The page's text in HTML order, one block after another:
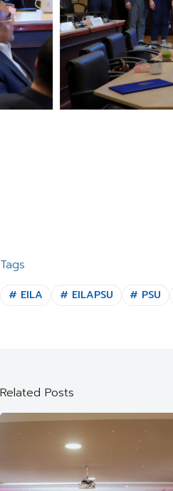
Tags
# EILA # EILAPSU # PSU
Related Posts